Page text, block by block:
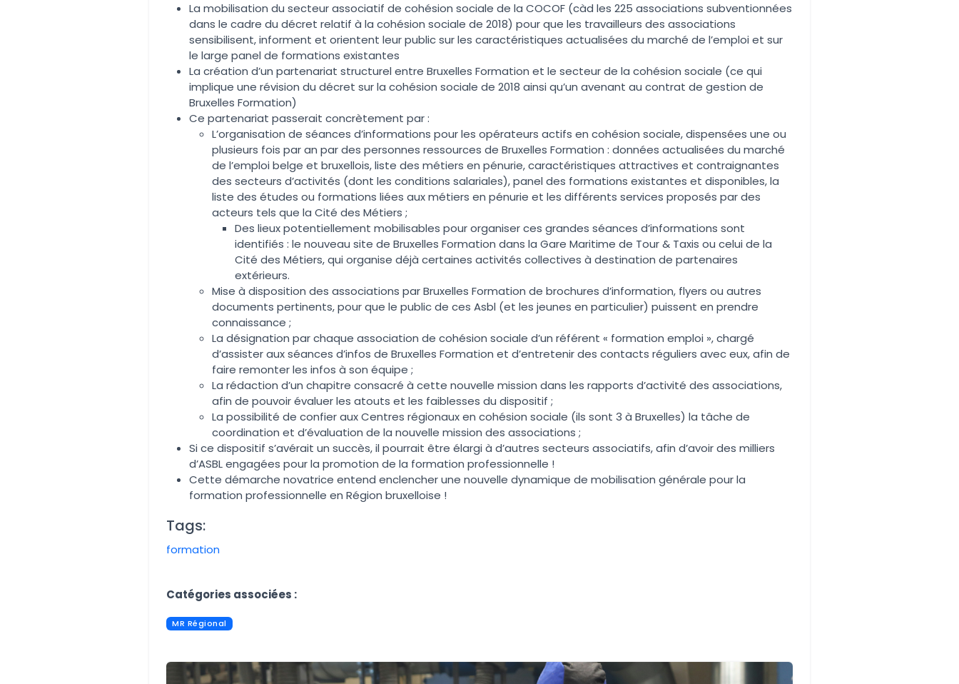
La mobilisation du secteur associatif de cohésion sociale de la COCOF (càd les 225 associations subventionnées
dans le cadre du décret relatif à la cohésion sociale de 2018) pour que les travailleurs des associations
sensibilisent, informent et orientent leur public sur les caractéristiques actualisées du marché de l’emploi et sur
le large panel de formations existantes
La création d’un partenariat structurel entre Bruxelles Formation et le secteur de la cohésion sociale (ce qui
implique une révision du décret sur la cohésion sociale de 2018 ainsi qu’un avenant au contrat de gestion de
Bruxelles Formation)
Ce partenariat passerait concrètement par :
L’organisation de séances d’informations pour les opérateurs actifs en cohésion sociale, dispensées une ou
plusieurs fois par an par des personnes ressources de Bruxelles Formation : données actualisées du marché
de l’emploi belge et bruxellois, liste des métiers en pénurie, caractéristiques attractives et contraignantes
des secteurs d’activités (dont les conditions salariales), panel des formations existantes et disponibles, la
liste des études ou formations liées aux métiers en pénurie et les différents services proposés par des
acteurs tels que la Cité des Métiers ;
Des lieux potentiellement mobilisables pour organiser ces grandes séances d’informations sont
identifiés : le nouveau site de Bruxelles Formation dans la Gare Maritime de Tour & Taxis ou celui de la
Cité des Métiers, qui organise déjà certaines activités collectives à destination de partenaires
extérieurs.
Mise à disposition des associations par Bruxelles Formation de brochures d’information, flyers ou autres
documents pertinents, pour que le public de ces Asbl (et les jeunes en particulier) puissent en prendre
connaissance ;
La désignation par chaque association de cohésion sociale d’un référent « formation emploi », chargé
d’assister aux séances d’infos de Bruxelles Formation et d’entretenir des contacts réguliers avec eux, afin de
faire remonter les infos à son équipe ;
La rédaction d’un chapitre consacré à cette nouvelle mission dans les rapports d’activité des associations,
afin de pouvoir évaluer les atouts et les faiblesses du dispositif ;
La possibilité de confier aux Centres régionaux en cohésion sociale (ils sont 3 à Bruxelles) la tâche de
coordination et d’évaluation de la nouvelle mission des associations ;
Si ce dispositif s’avérait un succès, il pourrait être élargi à d’autres secteurs associatifs, afin d’avoir des milliers
d’ASBL engagées pour la promotion de la formation professionnelle !
Cette démarche novatrice entend enclencher une nouvelle dynamique de mobilisation générale pour la
formation professionnelle en Région bruxelloise !
Tags:
formation
Catégories associées :
MR Régional